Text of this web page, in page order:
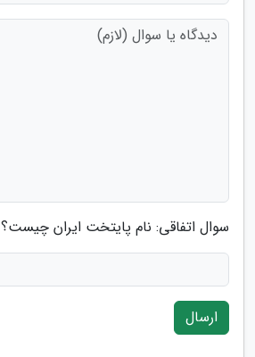
سوال اتفاقی: نام پایتخت ایران چیست؟
ارسال